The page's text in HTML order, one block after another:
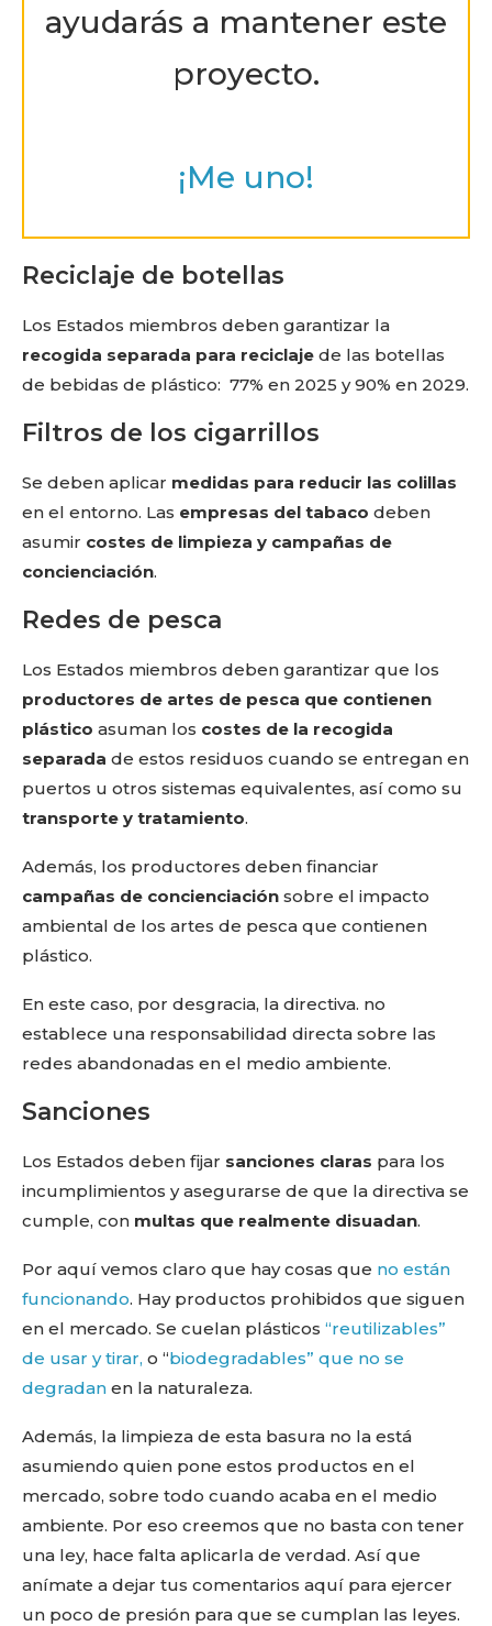
ayudarás a mantener este
proyecto.
¡Me uno!
Reciclaje de botellas
Los Estados miembros deben garantizar la
recogida separada para reciclaje de las botellas
de bebidas de plástico: 77% en 2025 y 90% en 2029.
Filtros de los cigarrillos
Se deben aplicar medidas para reducir las colillas
en el entorno. Las empresas del tabaco deben
asumir costes de limpieza y campañas de
concienciación.
Redes de pesca
Los Estados miembros deben garantizar que los
productores de artes de pesca que contienen
plástico asuman los costes de la recogida
separada de estos residuos cuando se entregan en
puertos u otros sistemas equivalentes, así como su
transporte y tratamiento.
Además, los productores deben financiar
campañas de concienciación sobre el impacto
ambiental de los artes de pesca que contienen
plástico.
En este caso, por desgracia, la directiva. no
establece una responsabilidad directa sobre las
redes abandonadas en el medio ambiente.
Sanciones
Los Estados deben fijar sanciones claras para los
incumplimientos y asegurarse de que la directiva se
cumple, con multas que realmente disuadan.
Por aquí vemos claro que hay cosas que no están
funcionando. Hay productos prohibidos que siguen
en el mercado. Se cuelan plásticos “reutilizables”
de usar y tirar, o “biodegradables” que no se
degradan en la naturaleza.
Además, la limpieza de esta basura no la está
asumiendo quien pone estos productos en el
mercado, sobre todo cuando acaba en el medio
ambiente. Por eso creemos que no basta con tener
una ley, hace falta aplicarla de verdad. Así que
anímate a dejar tus comentarios aquí para ejercer
un poco de presión para que se cumplan las leyes.